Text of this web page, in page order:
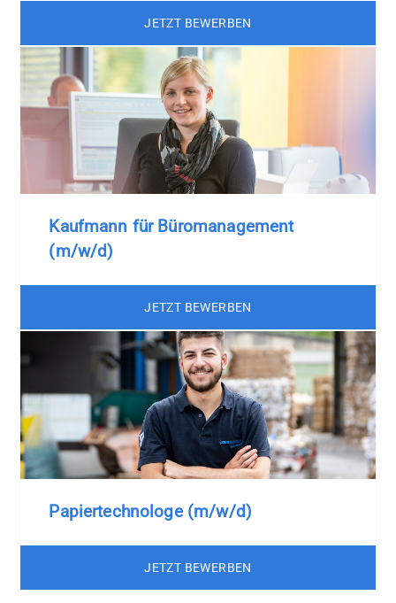
JETZT BEWERBEN
Kaufmann für Büromanagement
(m/w/d)
JETZT BEWERBEN
Papiertechnologe (m/w/d)
JETZT BEWERBEN